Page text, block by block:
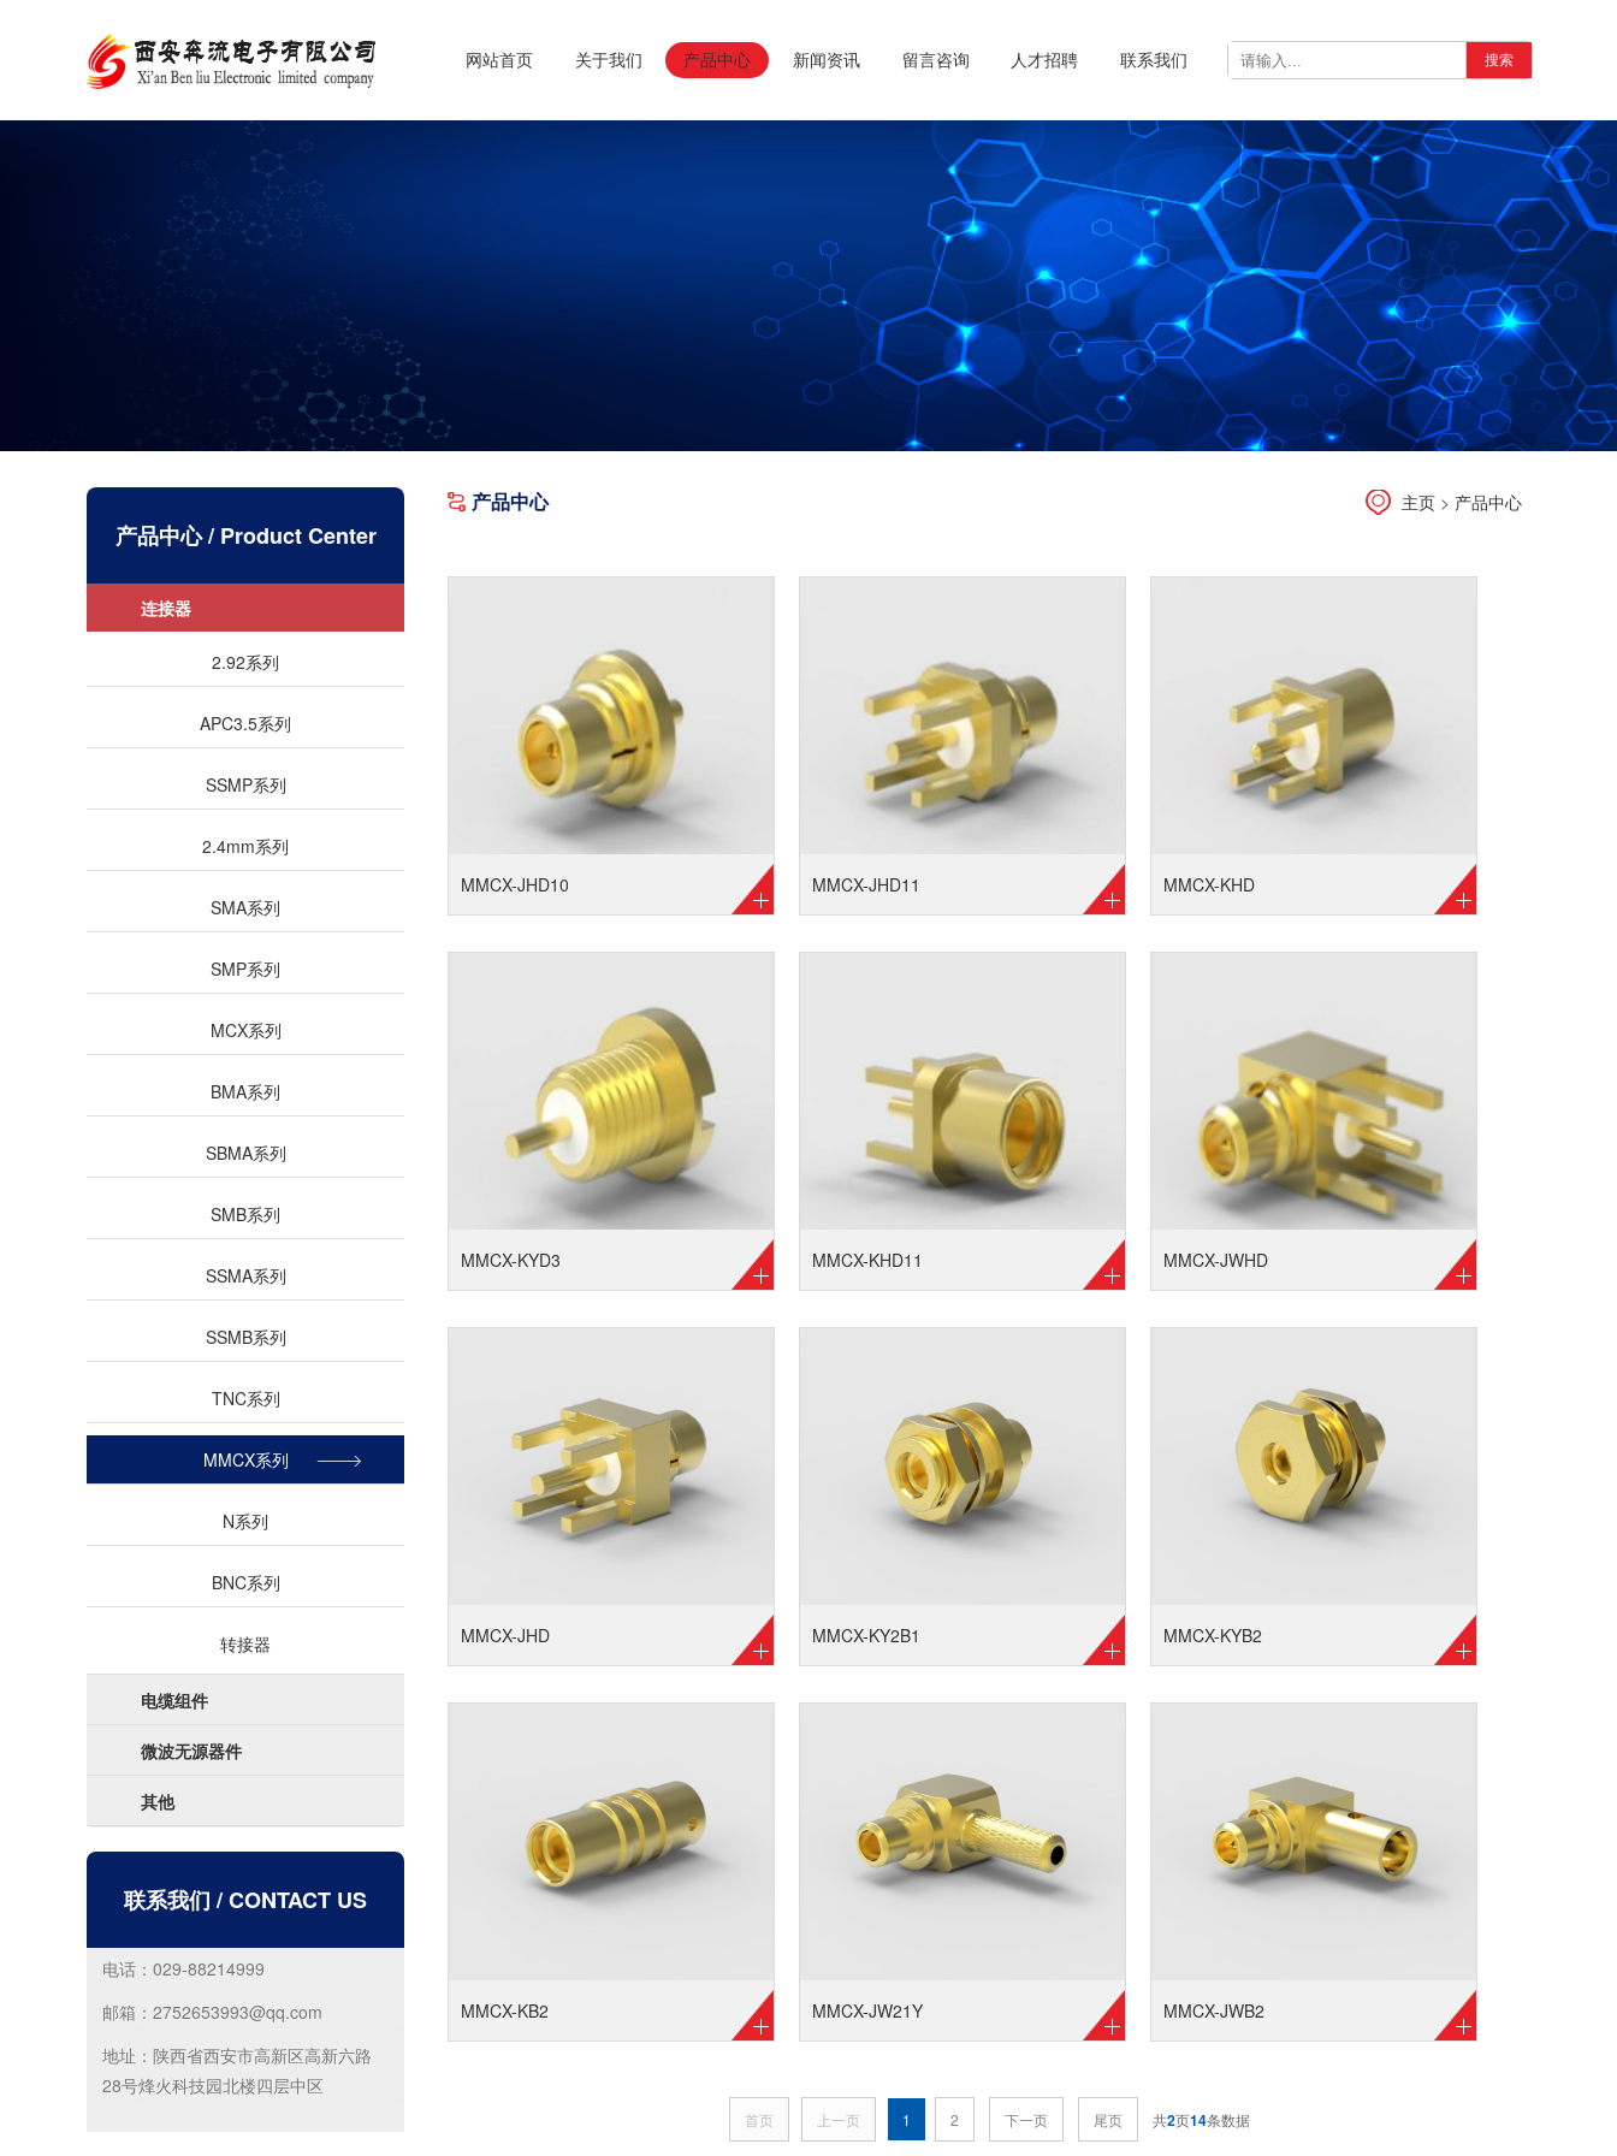
网站首页 关于我们 产品中心 新闻资讯 留言咨询 人才招聘 联系我们 搜索
产品中心/ Product Center
连接器
2.92系列
APC3.5系列
SSMP系列
2.4mm系列
SMA系列
SMP系列
MCX系列
BMA系列
SBMA系列
SMB系列
SSMA系列
SSMB系列
TNC系列
MMCX系列
N系列
BNC系列
转接器
电缆组件
微波无源器件
其他
联系我们 / CONTACT US
电话：029-88214999
邮箱：2752653993@qq.com
地址：陕西省西安市高新区高新六路
28号烽火科技园北楼四层中区
产品中心 主页 > 产品中心
MMCX-JHD10 MMCX-JHD11 MMCX-KHD
MMCX-KYD3 MMCX-KHD11 MMCX-JWHD
MMCX-JHD MMCX-KY2B1 MMCX-KYB2
MMCX-KB2 MMCX-JW21Y MMCX-JWB2
首页 上一页 1 2 下一页 尾页 共2页14条数据